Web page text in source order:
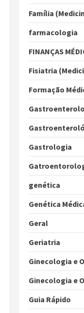
Família
farmacologia
FINANÇAS
Fisiatria
Formação
Gastrologia
genética
Genética
Geral
Geriatria
Ginecologia e
Ginecologia e
Guia Rápido